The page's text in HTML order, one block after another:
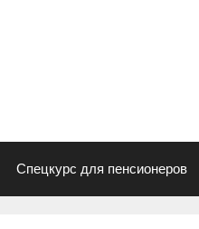
Спецкурс для пенсионеров